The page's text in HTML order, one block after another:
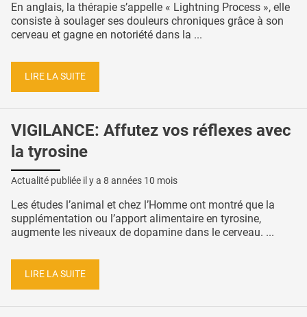
En anglais, la thérapie s’appelle « Lightning Process », elle
consiste à soulager ses douleurs chroniques grâce à son
cerveau et gagne en notoriété dans la ...
LIRE LA SUITE
VIGILANCE: Affutez vos réflexes avec
la tyrosine
Actualité publiée il y a 8 années 10 mois
Les études l’animal et chez l’Homme ont montré que la
supplémentation ou l’apport alimentaire en tyrosine,
augmente les niveaux de dopamine dans le cerveau. ...
LIRE LA SUITE